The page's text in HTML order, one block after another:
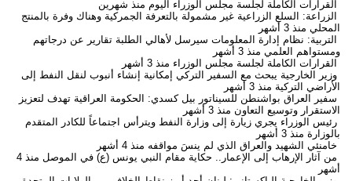
القرارات الكاملة لجلسة مجلس الوزراء اليوم منذ شهرين
الزراعة: السلع الزراعية غير مشمولة بالتعرفة الجمركية وهناك وفرة بالمنتج
المحلي منذ 3 أشهر
التربية: نظام إدارة المعلومات سيرسل لأهالي الطلبة تقارير عن درجاتهم
ومستواهم العلمي منذ 3 أشهر
القرارات الكاملة لجلسة مجلس الوزراء منذ 3 أشهر
وزير الخارجية يبحث مع السفير التركي إمكانية إنشاء أنبوب لنقل النفط إلى
الأراضي التركية منذ 3 أشهر
سفير العراق بواشنطن للسيناتور بيل كسدي: الحكومة العراقية تهدف لتعزيز
الاستقرار وتوسيع التعاون منذ 3 أشهر
رئيس الوزراء يجري زيارة إلى وزارة النفط ويترأس اجتماعاً للكادر المتقدم
بالوزارة منذ 3 أشهر
خامنئي الشهيد والعراق الذي لم ينسَ مواقفه منذ 4 أشهر
من آثار الإرهاب إلى الإعمار.. حكاية مقام النبي يونس (ع) في الموصل
منذ 4
أشهر